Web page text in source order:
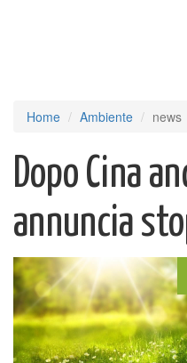
Home Ambiente news
Dopo Cina
annuncia